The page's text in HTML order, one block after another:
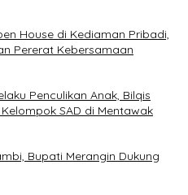
House di Kediaman Pribadi,
Pererat Kebersamaan
Penculikan Anak, Bilqis
SAD di Mentawak
Bupati Merangin Dukung